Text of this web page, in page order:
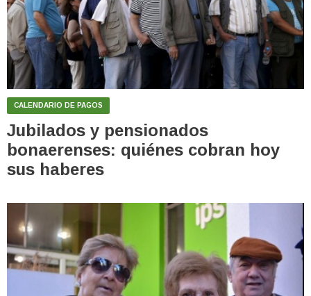
CALENDARIO DE PAGOS
Jubilados y pensionados
bonaerenses: quiénes cobran hoy
sus haberes